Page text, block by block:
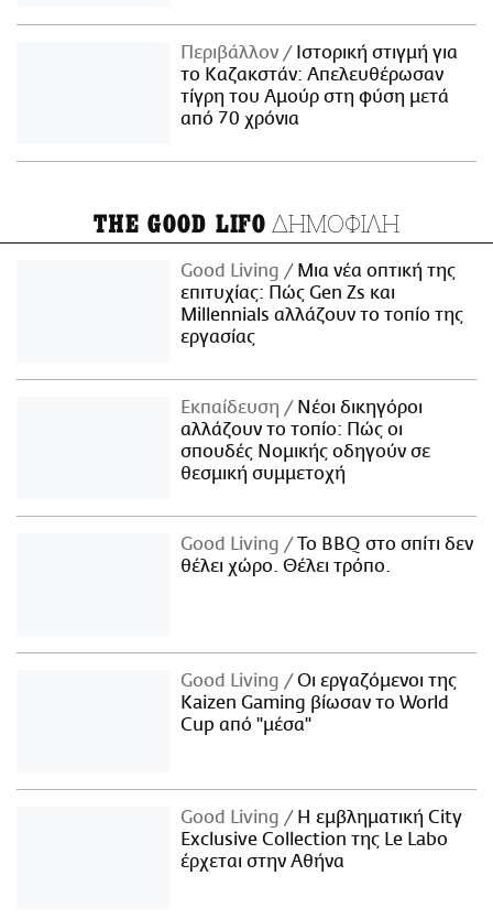
Περιβάλλον
Ιστορική στιγμή για
το Καζακστάν: Απελευθέρωσαν
τίγρη του Αμούρ στη φύση μετά
από 70 χρόνια
THE GOOD LIFO ΔΗΜΟΦΙΛΗ
Good Living
Μια νέα οπτική της
επιτυχίας: Πώς Gen Zs και
Millennials αλλάζουν το τοπίο της
εργασίας
Εκπαίδευση
Νέοι δικηγόροι
αλλάζουν το τοπίο: Πώς οι
σπουδές Νομικής οδηγούν σε
θεσμική συμμετοχή
Good Living
Το BBQ στο σπίτι δεν
θέλει χώρο. Θέλει τρόπο.
Good Living
Οι εργαζόμενοι της
Kaizen Gaming βίωσαν το World
Cup από "μέσα"
Good Living
Η εμβληματική City
Exclusive Collection της Le Labo
έρχεται στην Αθήνα